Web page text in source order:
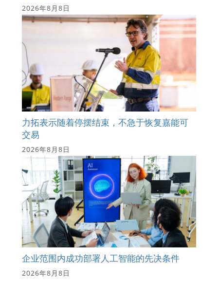
2026年8月8日
力拓表示随着停摆结束，不急于恢复嘉能可
交易
2026年8月8日
企业范围内成功部署人工智能的先决条件
2026年8月8日